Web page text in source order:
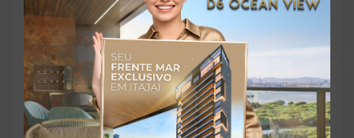
Compartilhar
TORQUATO - Corretor de Imóveis
CRECI - 42643f